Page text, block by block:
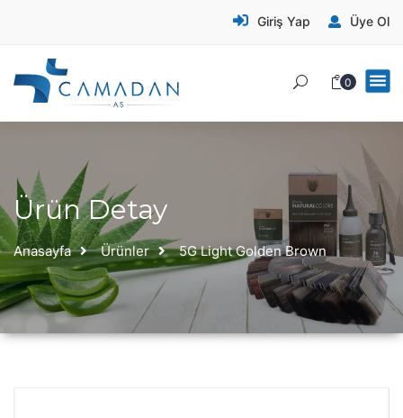
Giriş Yap Üye Ol
0
Ürün Detay
Anasayfa Ürünler 5G Light Golden Brown